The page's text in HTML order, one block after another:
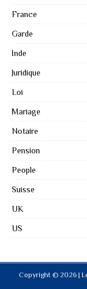
France
Garde
Inde
Juridique
Loi
Mariage
Notaire
Pension
People
Suisse
UK
US
Copyright © 2026 |